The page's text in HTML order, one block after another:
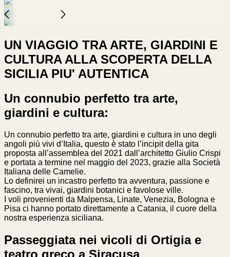
UN VIAGGIO TRA ARTE, GIARDINI E
CULTURA ALLA SCOPERTA DELLA
SICILIAPIU' AUTENTICA
Un connubio perfetto tra arte,
giardini e cultura:
Un connubio perfetto tra arte, giardini e cultura in uno degli
angoli più vivi d’Italia, questo è stato l’incipit della gita
proposta all’assemblea del 2021 dall’architetto Giulio Crispi
e portata a termine nel maggio del 2023, grazie alla Società
Italiana delle Camelie.
Lo definirei un incastro perfetto tra avventura, passione e
fascino, tra vivai, giardini botanici e favolose ville.
I voli provenienti da Malpensa, Linate, Venezia, Bologna e
Pisa ci hanno portato direttamente a Catania, il cuore della
nostra esperienza siciliana.
Passeggiata nei vicoli di Ortigia e
teatro greco a Siracusa